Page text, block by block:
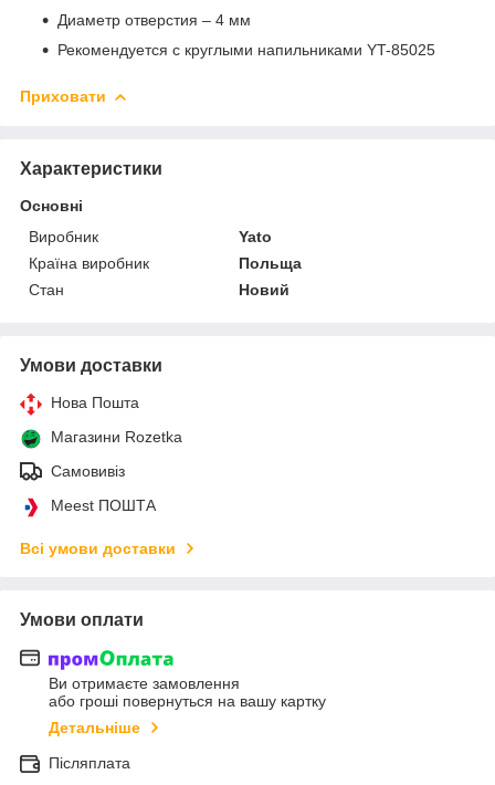
Диаметр отверстия – 4 мм
Рекомендуется с круглыми напильниками YT-85025
Приховати
Характеристики
Основні
Виробник
Yato
Країна виробник
Польща
Стан
Новий
Умови доставки
Нова Пошта
Магазини Rozetka
Самовивіз
Meest ПОШТА
Всі умови доставки
Умови оплати
Ви отримаєте замовлення
або гроші повернуться на вашу картку
Детальніше
Післяплата